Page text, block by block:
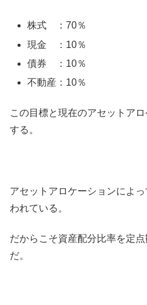
株式 ：70％
現金 ：10％
債券 ：10％
不動産：10％
この目標と現在のアセットア
する。
アセットアロケーションによ
われている。
だからこそ資産配分比率を定
だ。